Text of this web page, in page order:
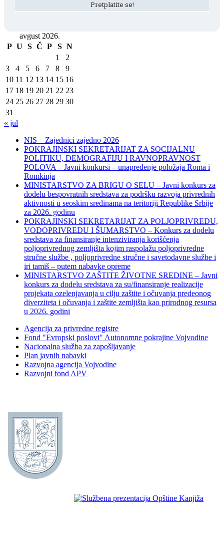
avgust 2026.
P U S Č P S N
1
2
3
4 5 6 7 8
9
10 11 12 13 14 15 16
17 18 19 20 21 22 23
24 25 26 27 28 29 30
31
« jul
NIS – Zajednici zajedno 2026
POKRAJINSKI SEKRETARIJAT ZA SOCIJALNU
POLITIKU, DEMOGRAFIJU I RAVNOPRAVNOST
POLOVA – Javni konkursi – unapređenje položaja Roma i
Romkinja
MINISTARSTVO ZA BRIGU O SELU – Javni konkurs za
dodelu bespovratnih sredstava za podršku razvoja privrednih
aktivnosti u seoskim sredinama na teritoriji Republike Srbije
za 2026. godinu
POKRAJINSKI SEKRETARIJAT ZA POLJOPRIVREDU,
VODOPRIVREDU I ŠUMARSTVO – Konkurs za dodelu
sredstava za finansiranje intenziviranja korišćenja
poljoprivrednog zemljišta kojim raspolažu poljoprivredne
stručne službe , poljoprivredne stručne i savetodavne službe i
iri tamiš ‒ putem nabavke opreme
MINISTARSTVO ZAŠTITE ŽIVOTNE SREDINE – Javni
konkurs za dodelu sredstava za su/finansiranje realizacije
projekata ozelenjavanja u cilju zaštite i očuvanja predeonog
diverziteta i očuvanja i zaštite zemljišta kao prirodnog resursa
u 2026. godini
Agencija za privredne registre
Fond "Evropski poslovi" Autonomne pokrajine Vojvodine
Nacionalna služba za zapošljavanje
Plan javnih nabavki
Razvojna agencija Vojvodine
Razvojni fond APV